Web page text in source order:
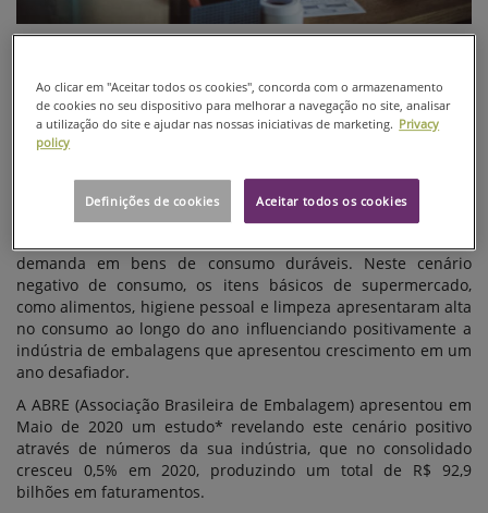
English version available below.
2020 foi um ano extremamente difícil para todos nós e a
grande maioria dos setores econômicos do Brasil sentiu o
forte impacto negativo da pandemia. Sem sombra de dúvidas
o setor de serviços foi o mais impactado no Brasil e no
demanda em bens de consumo duráveis. Neste cenário
negativo de consumo, os itens básicos de supermercado,
como alimentos, higiene pessoal e limpeza apresentaram alta
no consumo ao longo do ano influenciando positivamente a
indústria de embalagens que apresentou crescimento em um
ano desafiador.
A ABRE (Associação Brasileira de Embalagem) apresentou em
Maio de 2020 um estudo* revelando este cenário positivo
através de números da sua indústria, que no consolidado
cresceu 0,5% em 2020, produzindo um total de R$ 92,9
bilhões em faturamentos.
Ao clicar em "Aceitar todos os cookies", concorda com o armazenamento
de cookies no seu dispositivo para melhorar a navegação no site, analisar
a utilização do site e ajudar nas nossas iniciativas de marketing. Privacy
policy
Aceitar todos os cookies
Definições de cookies